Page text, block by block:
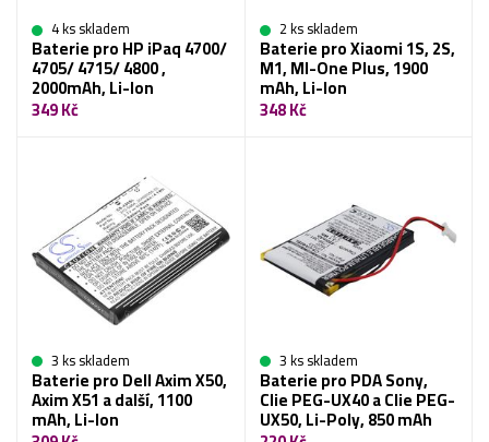
4 ks skladem
Baterie pro HP iPaq 4700/
4705/ 4715/ 4800 ,
2000mAh, Li-Ion
349 Kč
2 ks skladem
Baterie pro Xiaomi 1S, 2S,
M1, MI-One Plus, 1900
mAh, Li-Ion
348 Kč
3 ks skladem
Baterie pro Dell Axim X50,
Axim X51 a další, 1100
mAh, Li-Ion
3 ks skladem
Baterie pro PDA Sony,
Clie PEG-UX40 a Clie PEG-
UX50, Li-Poly, 850 mAh